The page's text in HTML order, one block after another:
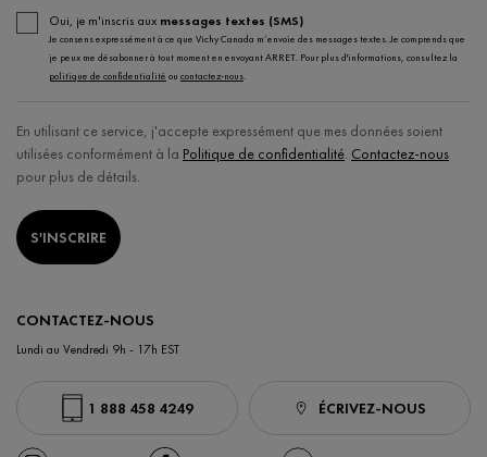
Oui, je m'inscris aux messages textes (SMS)
Je consens expressément à ce que Vichy Canada m’envoie des messages textes. Je comprends que
je peux me désabonner à tout moment en envoyant ARRET. Pour plus d'informations, consultez la
politique de confidentialité ou contactez-nous.
En utilisant ce service, j'accepte expressément que mes données soient
utilisées conformément à la Politique de confidentialité. Contactez-nous
pour plus de détails.
S'INSCRIRE
CONTACTEZ-NOUS
Lundi au Vendredi 9h - 17h EST
1 888 458 4249 ÉCRIVEZ-NOUS